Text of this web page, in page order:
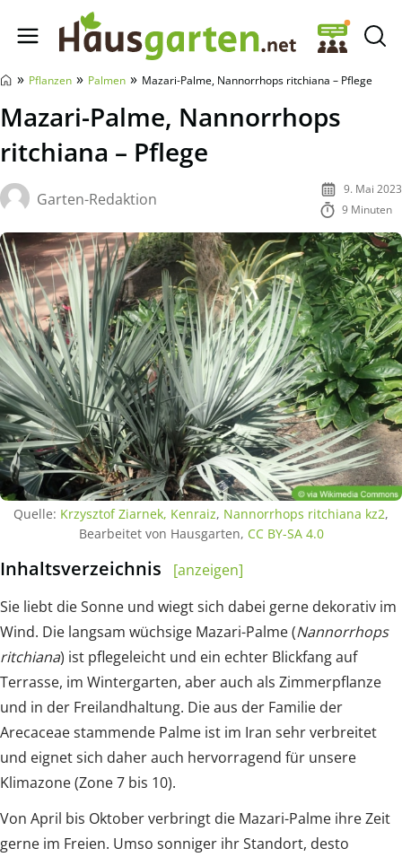
Hausgarten.net
» Pflanzen » Palmen » Mazari-Palme, Nannorrhops ritchiana – Pflege
Mazari-Palme, Nannorrhops
ritchiana – Pflege
Garten-Redaktion
9. Mai 2023
9 Minuten
Quelle: Krzysztof Ziarnek, Kenraiz, Nannorrhops ritchiana kz2,
Bearbeitet von Hausgarten, CC BY-SA 4.0
Inhaltsverzeichnis
[anzeigen]
Sie liebt die Sonne und wiegt sich dabei gerne dekorativ im
Wind. Die langsam wüchsige Mazari-Palme (Nannorrhops
ritchiana) ist pflegeleicht und ein echter Blickfang auf
Terrasse, im Wintergarten, aber auch als Zimmerpflanze
und in der Freilandhaltung. Die aus der Familie der
Arecaceae stammende Palme ist im Iran sehr verbreitet
und eignet sich daher auch hervorragend für unsere
Klimazone (Zone 7 bis 10).
Von April bis Oktober verbringt die Mazari-Palme ihre Zeit
gerne im Freien. Umso sonniger ihr Standort, desto